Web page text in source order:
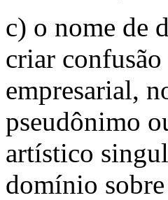
c) o nome de
criar
empresarial,
pseudônimo
artístico
domínio